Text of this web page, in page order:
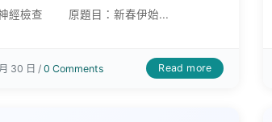
神經檢查 原題目：新春伊始...
30 日 /0 Comments Read more